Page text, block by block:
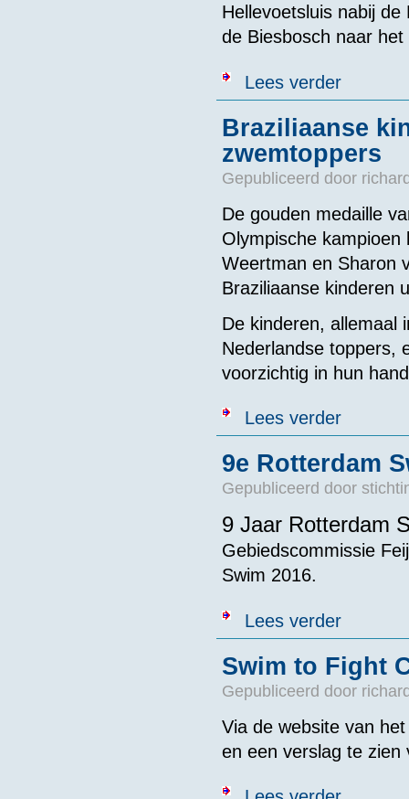
Hellevoetsluis nabij
de Biesbosch naar het
Lees verderover
Braziliaanse
zwemtoppers
Gepubliceerd door
De gouden medaille
Olympische
Weertman en Sharon
Braziliaanse kinderen
De kinderen, allemaal
Nederlandse toppers,
voorzichtig in hun
Lees verderover
9e Rotterdam
Gepubliceerd door
9 Jaar Rotterdam
Gebiedscommissie
Swim 2016.
Lees verderover 9e
Swim to Fight
Gepubliceerd door
Via de website van
en een verslag te zien
over Swim to